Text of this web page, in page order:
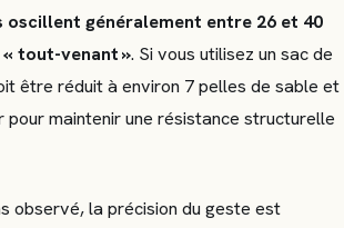
oscillent généralement entre 26 et 40
tout-venant ». Si vous utilisez un sac de
être réduit à environ 7 pelles de sable et
pour maintenir une résistance structurelle
observé, la précision du geste est